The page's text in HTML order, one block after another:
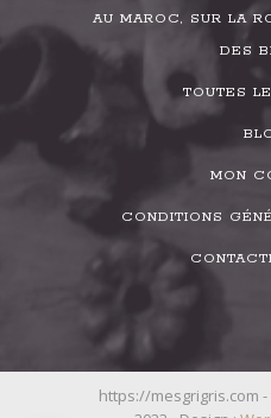
AU MAROC, SUR LA
DES
TOUTES
MON
CONDITIONS
https://mesgrigris.com